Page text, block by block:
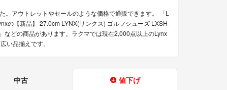
アウトレットやセールのような価格で通販できます。 「L
の【新品】 27.0cm LYNX(リンクス) ゴルフシューズ LXSH-
どの商品があります。ラクマでは現在2,000点以上のLynx
い品揃えです。
中古 値下げ